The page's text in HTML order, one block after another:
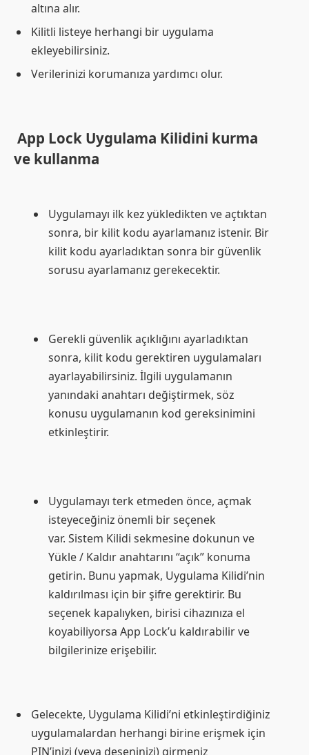
altına alır.
Kilitli listeye herhangi bir uygulama
ekleyebilirsiniz.
Verilerinizi korumanıza yardımcı olur.
App Lock Uygulama Kilidini kurma
ve kullanma
Uygulamayı ilk kez yükledikten ve açtıktan
sonra, bir kilit kodu ayarlamanız istenir. Bir
kilit kodu ayarladıktan sonra bir güvenlik
sorusu ayarlamanız gerekecektir.
Gerekli güvenlik açıklığını ayarladıktan
sonra, kilit kodu gerektiren uygulamaları
ayarlayabilirsiniz. İlgili uygulamanın
yanındaki anahtarı değiştirmek, söz
konusu uygulamanın kod gereksinimini
etkinleştirir.
Uygulamayı terk etmeden önce, açmak
isteyeceğiniz önemli bir seçenek
var. Sistem Kilidi sekmesine dokunun ve
Yükle / Kaldır anahtarını “açık” konuma
getirin. Bunu yapmak, Uygulama Kilidi’nin
kaldırılması için bir şifre gerektirir. Bu
seçenek kapalıyken, birisi cihazınıza el
koyabiliyorsa App Lock’u kaldırabilir ve
bilgilerinize erişebilir.
Gelecekte, Uygulama Kilidi’ni etkinleştirdiğiniz
uygulamalardan herhangi birine erişmek için
PIN’inizi (veya deseninizi) girmeniz